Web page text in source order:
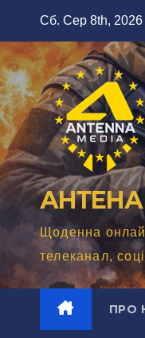
вмісту
Сб. Сер 8th, 2026
АНТЕНА
Щоденна
телеканал,
ПРО